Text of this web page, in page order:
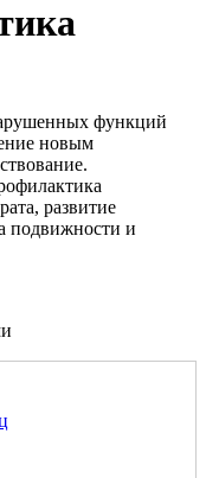
функций
новым
развитие
подвижности и